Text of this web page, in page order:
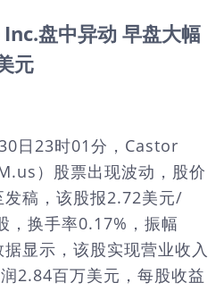
盘中异动 早盘大幅
元
日23时01分，Castor
）股票出现波动，股价
稿，该股报2.72美元/
，换手率0.17%，振幅
显示，该股实现营业收入
2.84百万美元，每股收益